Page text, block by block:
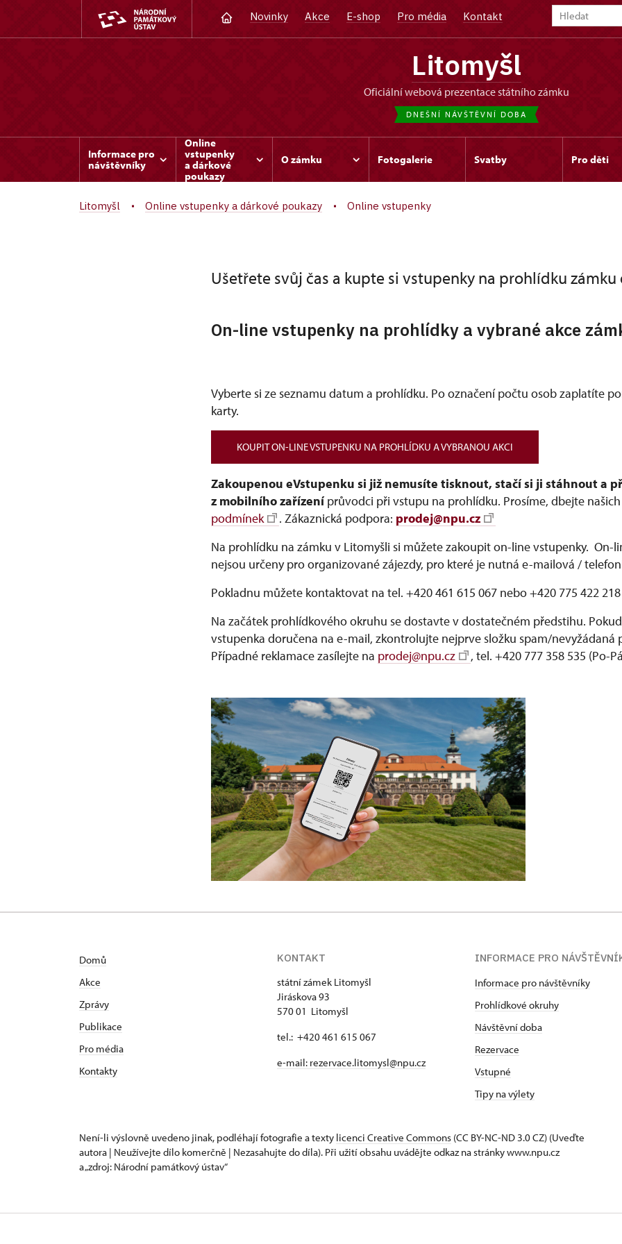
Novinky Akce E-shop Pro média Kontakt
Litomyšl
oficiální webová prezentace státního zámku
DNEŠNÍ NÁVŠTĚVNÍ DOBA
Informace pro
návštěvníky
Online
vstupenky
a dárkové
poukazy
O zámku Fotogalerie Svatby Pro děti
Litomyšl Online vstupenky a dárkové poukazy Online vstupenky
Ušetřete svůj čas a kupte si vstupenky na prohlídku zámku
On-line vstupenky na prohlídky a vybrané akce
Vyberte si ze seznamu datum a prohlídku. Po označení počtu osob zaplatíte
karty.
KOUPIT ON-LINE VSTUPENKU NA PROHLÍDKU A VYBRANOU AKCI
Zakoupenou eVstupenku si již nemusíte tisknout, stačí si ji stáhnout a
z mobilního zařízeníprůvodci při vstupu na prohlídku. Prosíme, dbejte našich
podmínek
. Zákaznická podpora: prodej@npu.cz
Na prohlídku na zámku v Litomyšli si můžete zakoupit on-line vstupenky. On-
nejsou určeny pro organizované zájezdy, pro které je nutná e-mailová /
Pokladnu můžete kontaktovat na tel. +420 461 615 067 nebo +420 775 422 218
Na začátek prohlídkového okruhu se dostavte v dostatečném předstihu.
vstupenka doručena na e-mail, zkontrolujte nejprve složku spam/nevyžádaná
Případné reklamace zasílejte na prodej@npu.cz , tel. +420 777 358 535 (Po-
Domů
Akce
Zprávy
Publikace
Pro média
Kontakty
KONTAKT
státní zámek Litomyšl
Jiráskova 93
570 01 Litomyšl
tel.: +420 461 615 067
e-mail: rezervace.litomysl@npu.cz
INFORMACE PRO
Informace pro návštěvníky
Prohlídkové okruhy
Návštěvní doba
Rezervace
Vstupné
Tipy na výlety
Není-li výslovně uvedeno jinak, podléhají fotografie a texty licenci Creative Commons (CC BY-NC-ND 3.0 CZ) (Uveďte
autora | Neužívejte dílo komerčně | Nezasahujte do díla). Při užití obsahu uvádějte odkaz na stránky www.npu.cz
a „zdroj: Národní památkový ústav“